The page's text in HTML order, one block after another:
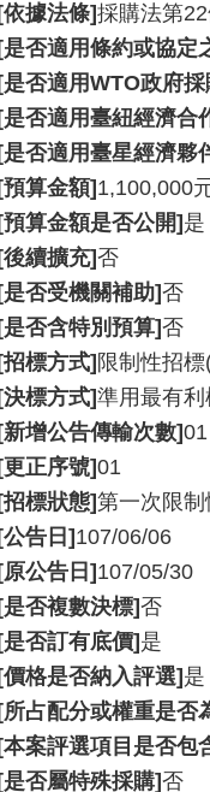
[依據法條]採購法第
[是否適用條約或協定
[是否適用WTO政府
[是否適用臺紐經濟合
[是否適用臺星經濟夥
[預算金額] 1,100,000
[預算金額是否公開] 是
[後續擴充]否
[是否受機關補助]否
[是否含特別預算]否
[招標方式] 限制性招
[決標方式]準用最有利
[新增公告傳輸次數]01
[更正序號]01
[招標狀態]第一次限
[公告日] 107/06/06
[原公告日] 107/05/30
[是否複數決標]否
[是否訂有底價] 是
[價格是否納入評選] 是
[所占配分或權重是否
[本案評選項目是否包
[是否屬特殊採購]否